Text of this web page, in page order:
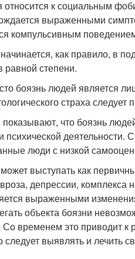
к социальным
выраженными
компульсивным
как правило, в
равной степени.
боязнь людей является
страха
что боязнь
психической деятельности.
люди с низкой
выступать как
депрессии,
выраженными
объекта боязни
временем это приводит к
выявлять и лечить